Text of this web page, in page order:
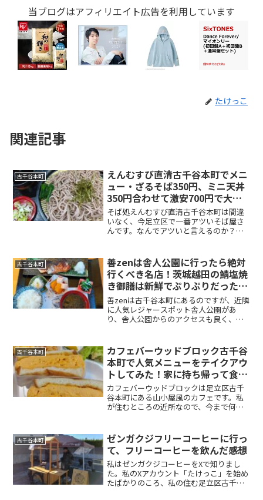
当ブログはアフィリエイト広告を利用しています
たけっこ
関連記事
古千谷本町
えんむすび直清古千谷本町でメニ
ュー・ざるそば350円、ミニ天丼
350円合わせて激安700円で大満
足ランチを食べた！レビューと感
想
そば処えんむすび直清古千谷本町は間違
いなく、今足立区で一番アツいそば屋さ
んです。なんでアツいと言えるのか？理
る、かけそばは一杯350円で、ミニの丼も
のも同じく一杯350...
古千谷本町
善zenは舎人公園に行ったら絶対
行くべき名店！茨城越田の鯖塩焼
き御膳は新鮮でぷりぷりだったレ
ビューと感想
善zenは古千谷本町にあるのですが、近隣
に人気レジャースポット舎人公園があ
り、舎人公園からのアクセスも良く、近
魚や野菜で人気を博す居酒屋ですが、昼
のランチタイムは地...
古千谷本町
カフェバーウッドブロック古千谷
本町で人気メニューをテイクアウ
トしてみた！家に持ち帰って食べ
たレビューと感想
カフェバーウッドブロックは足立区古千
谷本町にある山小屋風のカフェです。私
が住むところの近所なので、今まで何度
業はランチとテイクアウトのみになって
います。おいしいランチを...
古千谷本町
ゼンガクジフリーコーヒーに行っ
て、フリーコーヒーを飲んだ感想
私はゼンガクジコーヒーをXで知りまし
た。私のXアカウント「たけっこ」を始め
たばかりのころ、私の住む足立区古千谷